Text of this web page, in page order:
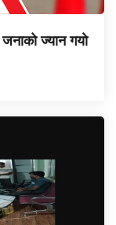
जनाको ज्यान गयाे